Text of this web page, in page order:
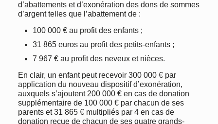
d’abattements et d’exonération des dons de sommes
d’argent telles que l’abattement de :
100 000 € au profit des enfants ;
31 865 euros au profit des petits-enfants ;
7 967 € au profit des neveux et nièces.
En clair, un enfant peut recevoir 300 000 € par
application du nouveau dispositif d’exonération,
auxquels s’ajoutent 200 000 € en cas de donation
supplémentaire de 100 000 € par chacun de ses
parents et 31 865 € multipliés par 4 en cas de
donation reçue de chacun de ses quatre grands-